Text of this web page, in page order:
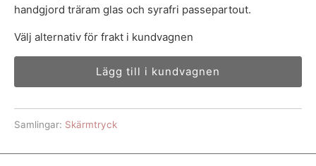
handgjord träram glas och syrafri passepartout.
Välj alternativ för frakt i kundvagnen
Lägg till i kundvagnen
Samlingar: Skärmtryck